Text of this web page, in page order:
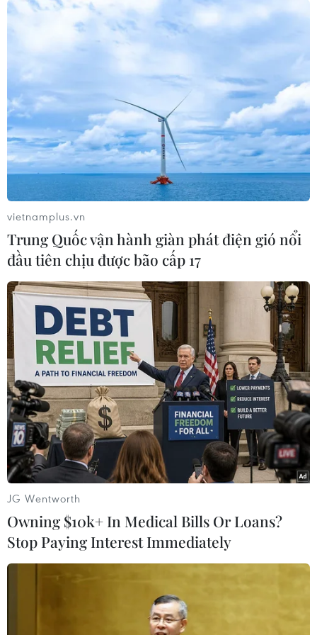
mạnh mẽ tội phạm 'tín dụng đen'
Tại phiên chất vấn của Ủy ban Thường vụ Quốc hội, đại
biểu đã đưa ra nhiều câu hỏi về vấn nạn “tín dụng
đen,” sản xuất xăng dầu giả, làm giả nhãn mác,
thương hiệu Việt Nam.
vietnamplus.vn
Trung Quốc vận hành giàn phát điện gió nổi
đầu tiên chịu được bão cấp 17
JG Wentworth
Owning $10k+ In Medical Bills Or Loans?
Stop Paying Interest Immediately